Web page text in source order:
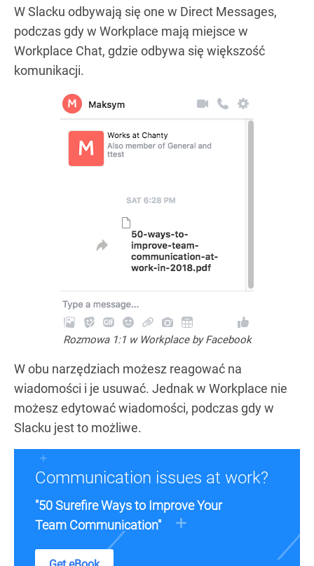
W Slacku odbywają się one w Direct Messages,
podczas gdy w Workplace mają miejsce w
Workplace Chat, gdzie odbywa się większość
komunikacji.
Rozmowa 1:1 w Workplace by Facebook
W obu narzędziach możesz reagować na
wiadomości i je usuwać. Jednak w Workplace nie
możesz edytować wiadomości, podczas gdy w
Slacku jest to możliwe.
Communication issues at work?
"50 Surefire Ways to Improve Your
Team Communication"